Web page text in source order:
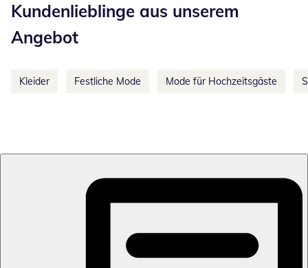
Kundenlieblinge aus unserem
Angebot
Kleider Festliche Mode Mode für Hochzeitsgäste